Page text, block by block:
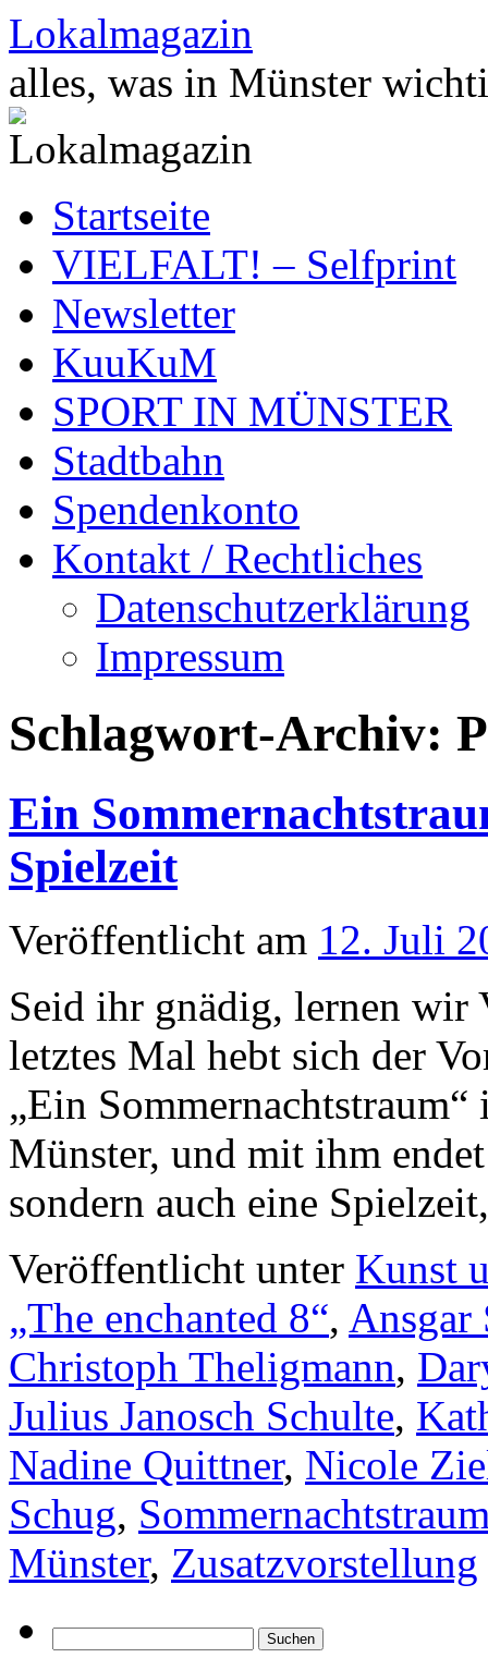
Zum
Inhalt
springen
Lokalmagazin
alles, was in Münster
Startseite
VIELFALT! – Selfprint
Newsletter
KuuKuM
SPORT IN MÜNSTER
Stadtbahn
Spendenkonto
Kontakt / Rechtliches
Datenschutzerklärung
Impressum
Schlagwort-Archiv:
Ein
Spielzeit
Veröffentlicht am 12. Juli
Seid ihr gnädig, lernen wir
letztes Mal hebt sich der
„Ein
Münster, und mit ihm
sondern auch eine
Veröffentlicht unter Kunst
„The enchanted 8“, Ansgar
Christoph Theligmann,
Julius Janosch Schulte,
Nadine Quittner, Nicole
Schug,
Münster, Zusatzvorstellung
nach: